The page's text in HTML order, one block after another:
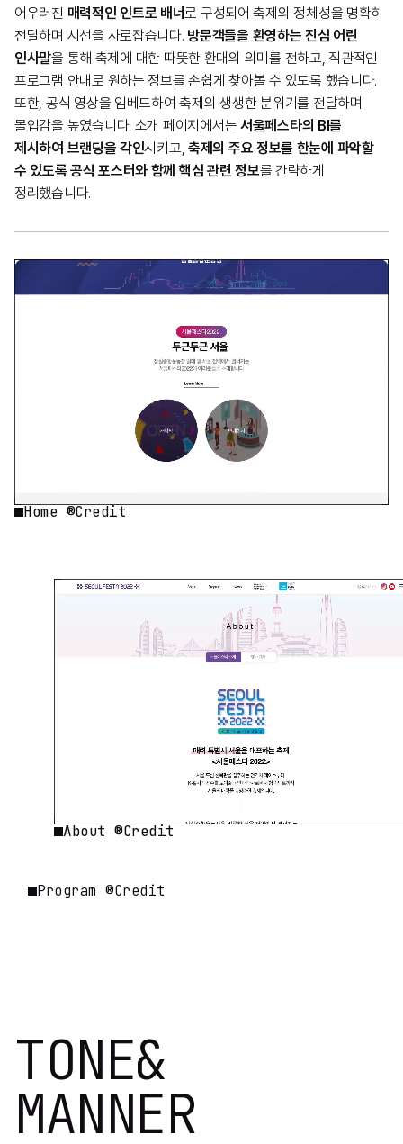
어우러진 매력적인 인트로 배너로 구성되어 축제의 정체성을 명확히
전달하며 시선을 사로잡습니다. 방문객들을 환영하는 진심 어린
인사말을 통해 축제에 대한 따뜻한 환대의 의미를 전하고, 직관적인
프로그램 안내로 원하는 정보를 손쉽게 찾아볼 수 있도록 했습니다.
또한, 공식 영상을 임베드하여 축제의 생생한 분위기를 전달하며
몰입감을 높였습니다. 소개 페이지에서는서울페스타의 BI를
제시하여 브랜딩을 각인시키고,축제의 주요 정보를 한눈에 파악할
수 있도록 공식 포스터와 함께 핵심 관련 정보를 간략하게
정리했습니다.
Home ®Credit
About ®Credit
Program ®Credit
TONE&
MANNER